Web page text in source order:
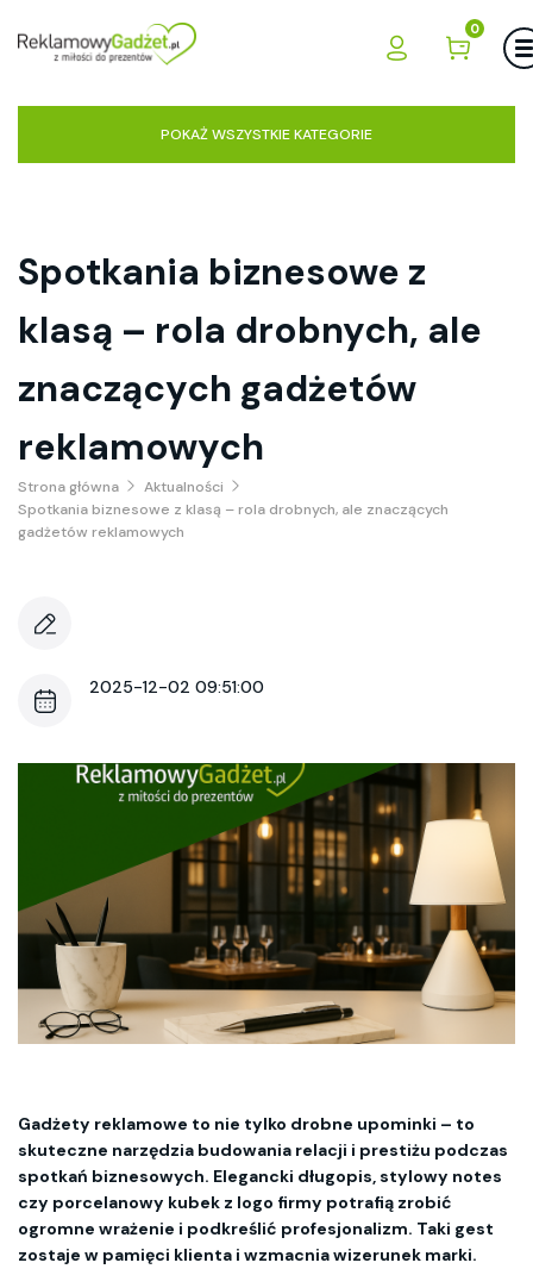
0
POKAŻ WSZYSTKIE KATEGORIE
Spotkania biznesowe z
klasą – rola drobnych, ale
znaczących gadżetów
reklamowych
Strona główna
Aktualności
Spotkania biznesowe z klasą – rola drobnych, ale znaczących
gadżetów reklamowych
2025-12-02 09:51:00
Gadżety reklamowe to nie tylko drobne upominki – to
skuteczne narzędzia budowania relacji i prestiżu podczas
spotkań biznesowych. Elegancki długopis, stylowy notes
czy porcelanowy kubek z logo firmy potrafią zrobić
ogromne wrażenie i podkreślić profesjonalizm. Taki gest
zostaje w pamięci klienta i wzmacnia wizerunek marki.